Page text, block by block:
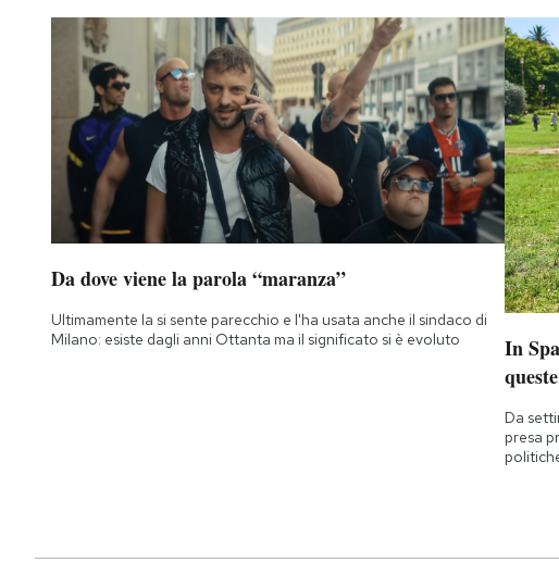
Da dove viene la parola “maranza”
Ultimamente la si sente parecchio e l'ha usata anche il sindaco di
Milano: esiste dagli anni Ottanta ma il significato si è evoluto
In
Da
presa